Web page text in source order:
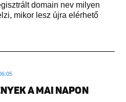
domain nev milyen
mikor lesz újra elérhető
A MAI NAPON